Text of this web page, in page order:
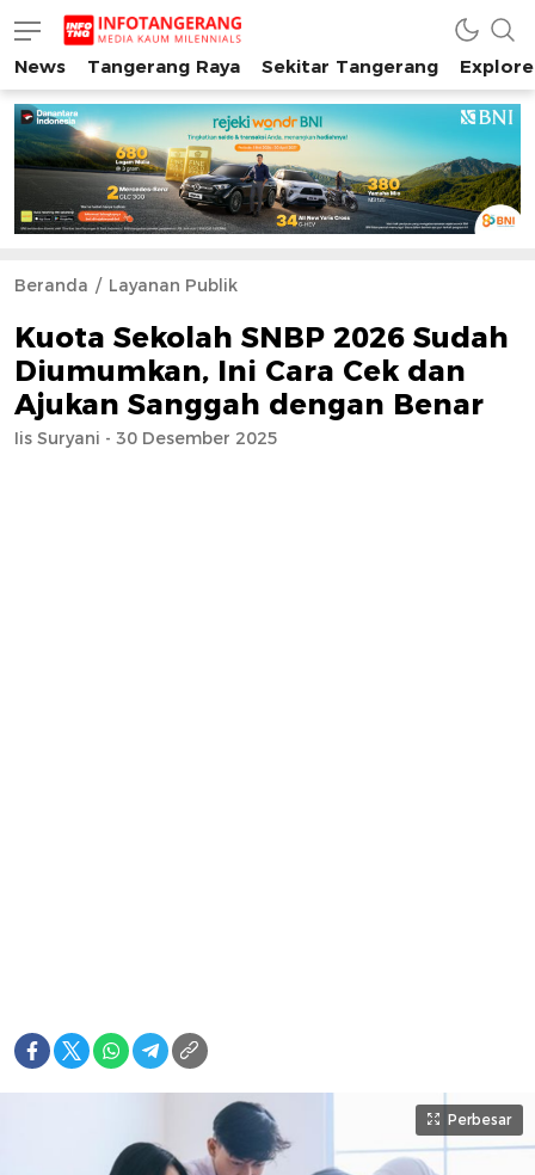
INFO TANGERANG
Media Kaum Millenials Tangerang Raya
News Tangerang Raya Sekitar Tangerang
Beranda Layanan Publik
Kuota Sekolah SNBP 2026 Sudah
Diumumkan, Ini Cara Cek dan
Ajukan Sanggah dengan Benar
Iis Suryani - 30 Desember 2025
Perbesar